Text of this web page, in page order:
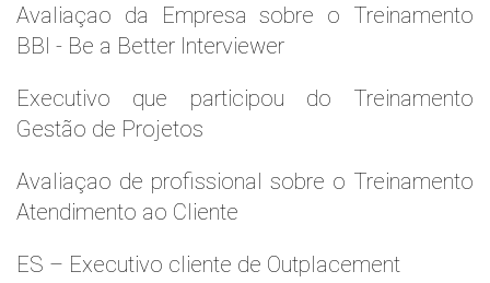
Avaliaçao da Empresa sobre o Treinamento
BBI - Be a Better Interviewer
Executivo que participou do Treinamento
Gestão de Projetos
Avaliaçao de profissional sobre o Treinamento
Atendimento ao Cliente
ES – Executivo cliente de Outplacement